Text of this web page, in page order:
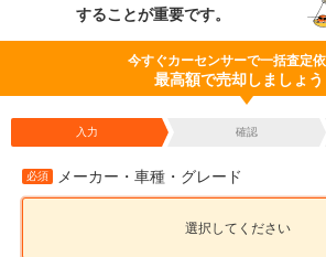
することが重要です。
今すぐカーセンサーで一括査定
最高額で売却しましょう
入力 確認
必須 メーカー・車種・グレード
選択してください